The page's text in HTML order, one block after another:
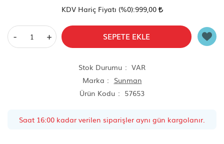
KDV Hariç Fiyatı (%0):999,00
- + SEPETE EKLE
Stok Durumu
VAR
Marka
Sunman
Ürün Kodu
57653
Saat 16:00 kadar verilen siparişler aynı gün kargolanır.